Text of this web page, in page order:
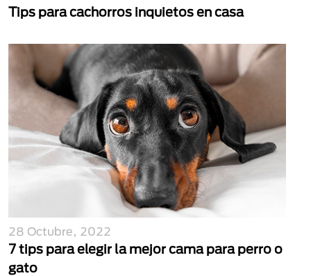
Tips para cachorros inquietos en casa
28 Octubre, 2022
7 tips para elegir la mejor cama para perro o
gato